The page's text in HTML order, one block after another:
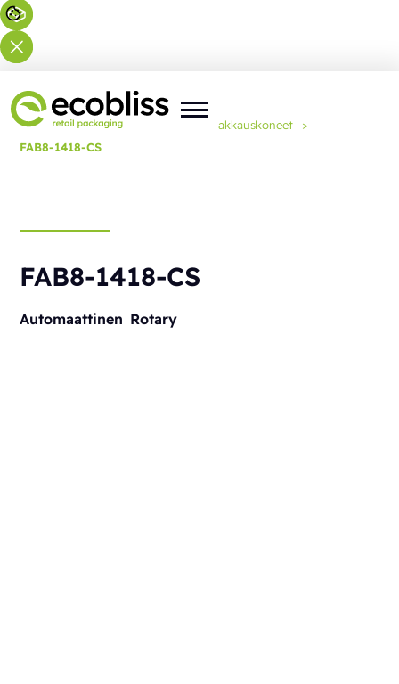
Olet täällä: Etusivu Pakkauskoneet
>
FAB8-1418-CS
FAB8-1418-CS
Automaattinen Rotary